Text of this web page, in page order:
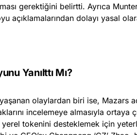
gerektiğini belirtti. Ayrıca
açıklamalarından dolayı yasal
Yanılttı Mı?
olaylardan biri ise, Mazars
incelemeye almasıyla ortaya
yerel tokenini desteklemek için